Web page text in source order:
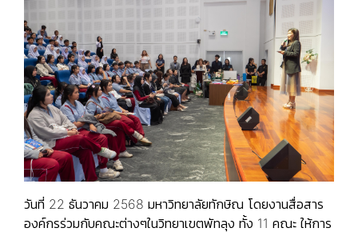
วันที่ 22 ธันวาคม 2568 มหาวิทยาลัยทักษิณ โดยงานสื่อสาร
องค์กรร่วมกับคณะต่างๆในวิทยาเขตพัทลุง ทั้ง 11 คณะ ให้การ